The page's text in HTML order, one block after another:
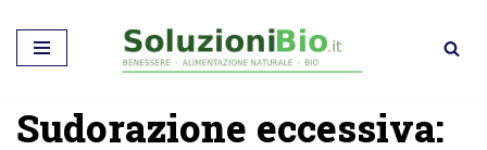
Vai
contenuto
Sudorazione eccessiva: